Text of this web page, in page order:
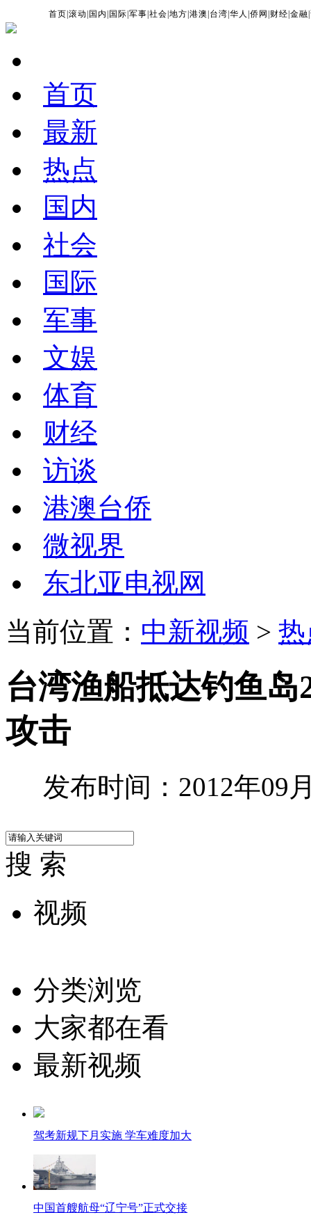
首页 |滚动 国内 国际 |军事 |社会 |地方 |港澳 台湾 |华人 |侨网 财经 |金融 |
首页
最新
热点
国内
社会
国际
军事
文娱
体育
财经
访谈
港澳台侨
微视界
东北亚电视网
当前位置： 中新视频 >
台湾渔船抵达钓鱼
攻击
发布时间：2012年09
搜 索
视频
分类浏览
大家都在看
最新视频
驾考新规下月实施 学车难度加大
中国首艘航母“辽宁号”正式交接